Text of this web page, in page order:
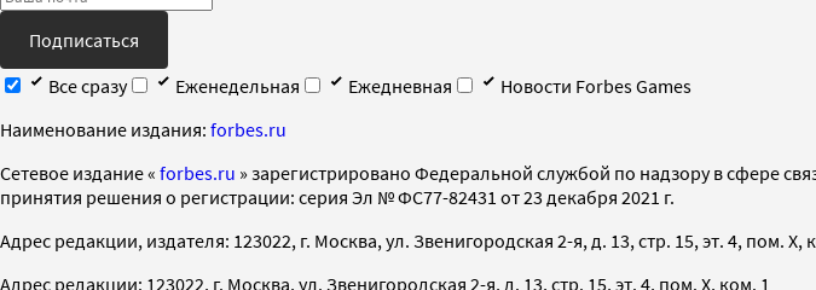
Подписаться
Все сразу
Еженедельная Ежедневная
Новости Forbes Games
Наименование издания: forbes.ru
Cетевое издание « forbes.ru » зарегистрировано Федеральной службой по надзору в сфере
принятия решения о регистрации: серия Эл № ФС77-82431 от 23 декабря 2021 г.
Адрес редакции, издателя: 123022, г. Москва, ул. Звенигородская 2-я, д. 13, стр. 15, эт. 4, пом. X,
Адрес редакции: 123022, г. Москва, ул. Звенигородская 2-я, д. 13, стр. 15, эт. 4, пом. X, ком. 1